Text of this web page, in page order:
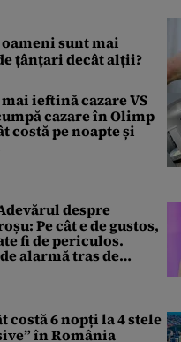
sunt mai
țânțari decât alții?
mai ieftină cazare VS
cazare în Olimp
costă pe noapte și
despre
Pe cât e de gustos,
fi de periculos.
alarmă tras de
Pautov
costă 6 nopți la 4 stele
în România